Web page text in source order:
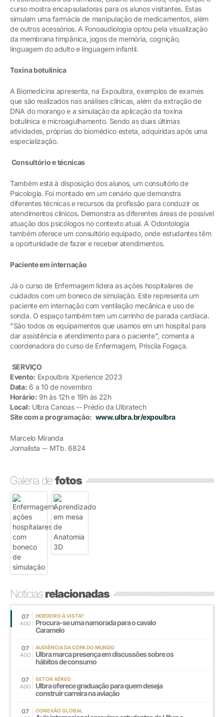
curso mostra encapsuladoras para os alunos visitantes. Estas
simulam uma farmácia de manipulação de medicamentos, além
de outros acessórios. A Fonoaudiologia optou pela visualização
da membrana timpânica, jogos de memória, cognição,
linguagem do adulto e linguagem infantil.
Toxina botulínica
A Biomedicina apresenta, na Expoulbra, exemplos de exames
que são realizados nas análises clínicas, além da extração de
DNA do morango e a simulação da aplicação da toxina
botulínica e microagulhamento. Sendo as duas últimas
atividades, próprias do biomédico esteta, adquiridas após uma
especialização.
Consultório e técnicas
Também está à disposição dos alunos, um consultório de
Psicologia. Foi montado em um cenário que demonstra
diferentes técnicas e recursos da profissão para conduzir os
atendimentos clínicos. Demonstra as diferentes áreas de possível
atuação dos psicólogos no contexto atual. A Odontologia
também oferece um consultório equipado, onde estudantes têm
a oportunidade de fazer e receber atendimentos.
Paciente em internação
Já o curso de Enfermagem lidera as ações hospitalares de
cuidados com um boneco de simulação. Este representa um
paciente em internação com ventilação mecânica e uso de
sonda. O espaço também tem um carrinho de parada cardíaca.
"São todos os equipamentos que usamos em um hospital para
dar assistência e atendimento para o paciente", comenta a
coordenadora do curso de Enfermagem, Priscila Fogaça.
SERVIÇO
Evento: Expoulbra Xperience 2023
Data: 6 a 10 de novembro
Horário: 9h às 12h e 19h às 22h
Local: Ulbra Canoas -- Prédio da Ulbratech
Site com a programação: www.ulbra.br/expoulbra
Marcelo Miranda
Jornalista -- MTb. 6824
Galeria defotos
Notíciasrelacionadas
07
AGO
HERDEIRO À VISTA?
Procura-se uma namorada para o cavalo
Caramelo
07
AGO
AUDIÊNCIA DA COPA DO MUNDO
Ulbra marca presença em discussões sobre os
hábitos de consumo
07
AGO
SETOR AÉREO
Ulbra oferece graduação para quem deseja
construir carreira na aviação
07 CONEXÃO GLOBAL